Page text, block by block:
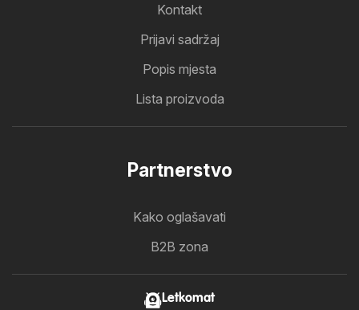
Kontakt
Prijavi sadržaj
Popis mjesta
Lista proizvoda
Partnerstvo
Kako oglašavati
B2B zona
Letkomat